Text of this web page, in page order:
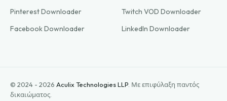
Pinterest Downloader
Facebook Downloader
Twitch VOD Downloader
LinkedIn Downloader
© 2024 - 2026 Aculix Technologies LLP Με επιφύλαξη παντός
δικαιώματος.